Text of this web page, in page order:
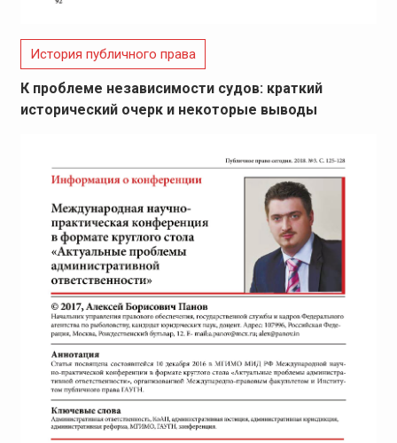
История публичного права
К проблеме независимости судов: краткий
исторический очерк и некоторые выводы